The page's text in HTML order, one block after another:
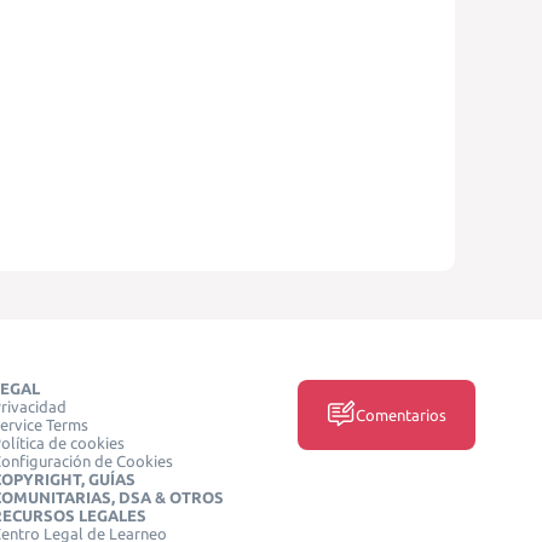
Terms
de cookies
de Cookies
GUÍAS
DSA & OTROS
LEGALES
Legal de Learneo
Comentarios